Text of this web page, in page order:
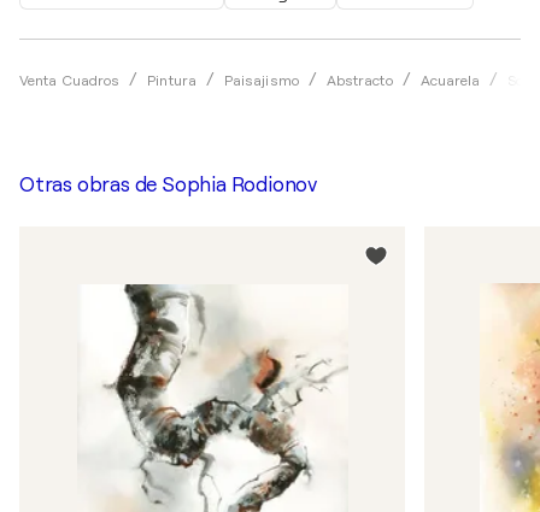
Venta Cuadros Pintura Paisajismo Abstracto Acuarela
Otras obras de Sophia Rodionov